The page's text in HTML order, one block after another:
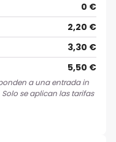
0 €
2,20 €
3,30 €
5,50 €
a una entrada in
se aplican las tarifas